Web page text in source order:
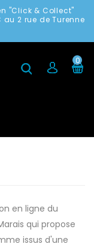
"Click & Collect"
2 rue de Turenne
0
en ligne du
qui propose
issus d'une